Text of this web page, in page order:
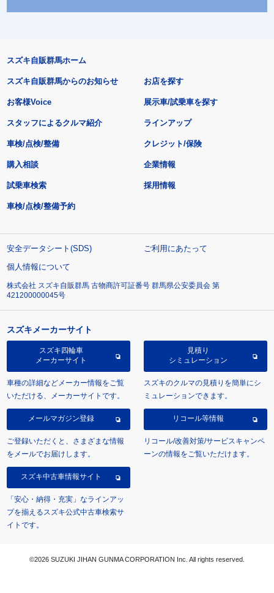
スズキ自販群馬ホーム
スズキ自販群馬からのお知らせ
お客様Voice
スタッフによるクルマ紹介
お店を探す
展示車/試乗車を探す
ラインアップ
車検/点検/整備 クレジット/保険
購入相談
試乗車検索
車検/点検/整備予約
企業情報
採用情報
安全データシート(SDS)
ご利用にあたって
個人情報について
株式会社 スズキ自販群馬 古物商許可証番号 群馬県公安委員会 第
421200000045号
スズキメーカーサイト
スズキ四輪車
メーカーサイト
車種の詳細などメーカー情報をご覧
いただける、メーカーサイトです。
見積り
シミュレーション
スズキのクルマの見積りを簡単にシ
ミュレーションできます。
メールマガジン登録
ご登録いただくと、さまざまな情報
をメールでお届けします。
リコール等情報
リコール/改善対策/サービスキャンペ
ーンの情報をご覧いただけます。
スズキ中古車情報サイト
「安心・納得・充実」なラインアッ
プを揃えるスズキ公式中古車検索サ
イトです。
©2026 SUZUKI JIHAN GUNMA CORPORATION Inc. All rights reserved.